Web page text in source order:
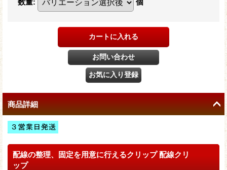
数量: 個
商品詳細
配線の整理、固定を用意に行えるクリップ 配線クリ
ップ